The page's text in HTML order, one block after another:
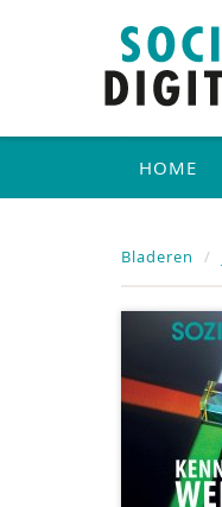
HOME
Bladeren